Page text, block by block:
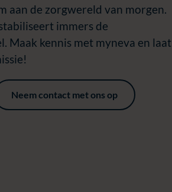
aan de zorgwereld van morgen.
immers de
Maak kennis met myneva en laat
Neem contact met ons op